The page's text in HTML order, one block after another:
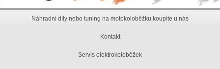
Náhradní díly nebo tuning na motokoloběžku koupíte u nás
Kontakt
Servis elektrokoloběžek